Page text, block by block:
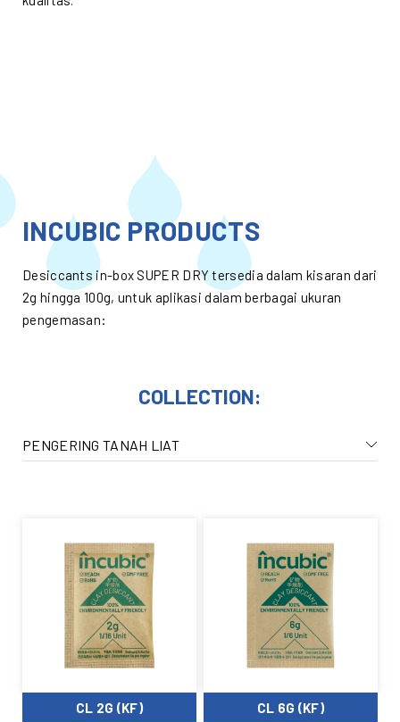
INCUBIC PRODUCTS
Desiccants in-box SUPER DRY tersedia dalam kisaran dari
2g hingga 100g, untuk aplikasi dalam berbagai ukuran
pengemasan:
COLLECTION:
PENGERING TANAH LIAT
CL 2G (KF) CL 6G (KF)